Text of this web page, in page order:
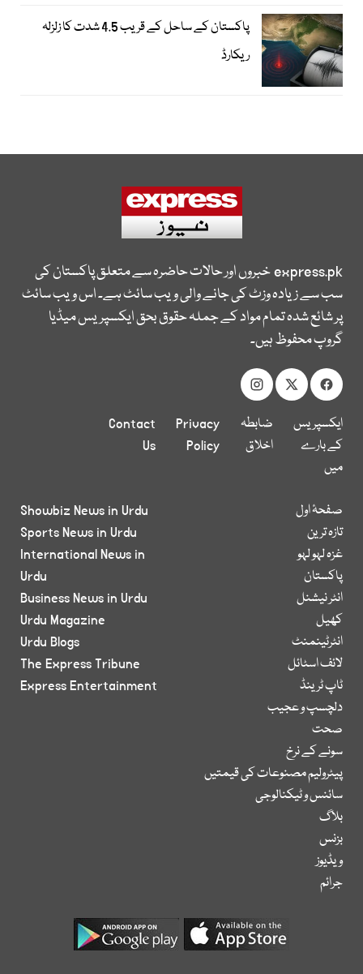
پاکستان کے ساحل کے قریب 4.5 شدت کا زلزلہ
ریکارڈ
express.pkخبروں اور حالات حاضرہ سے متعلق پاکستان کی
سب سے زیادہ وزٹ کی جانے والی ویب سائٹ ہے۔ اس ویب سائٹ
پر شائع شدہ تمام مواد کے جملہ حقوق بحق ایکسپریس میڈیا
گروپ محفوظ ہیں۔
ایکسپریس
کے بارے
میں
ضابطہ
اخلاق
Privacy
Policy
Contact
Us
صفحۂ اول
تازہ ترین
غزہ لہو لہو
پاکستان
انٹر نیشنل
کھیل
انٹرٹینمنٹ
لائف اسٹائل
ٹاپ ٹرینڈ
دلچسپ و عجیب
صحت
سونے کے نرخ
پیٹرولیم مصنوعات کی قیمتیں
سائنس و ٹیکنالوجی
بلاگ
بزنس
ویڈیوز
جرائم
Showbiz News in Urdu
Sports News in Urdu
International News in
Urdu
Business News in Urdu
Urdu Magazine
Urdu Blogs
The Express Tribune
Express Entertainment